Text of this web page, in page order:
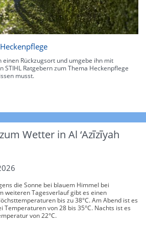
Rückzugsort und umgebe ihn mit
STIHL Ratgebern zum Thema Heckenpflege
musst.
Wetter in Al ‘Azīzīyah
die Sonne bei blauem Himmel bei
weiteren Tagesverlauf gibt es einen
bis zu 38°C. Am Abend ist es
Temperaturen von 28 bis 35°C. Nachts ist es
von 22°C.